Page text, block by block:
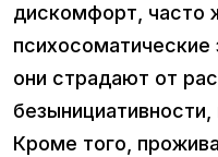
дискомфорт, часто
психосоматические
они страдают от
безынициативности,
Кроме того,